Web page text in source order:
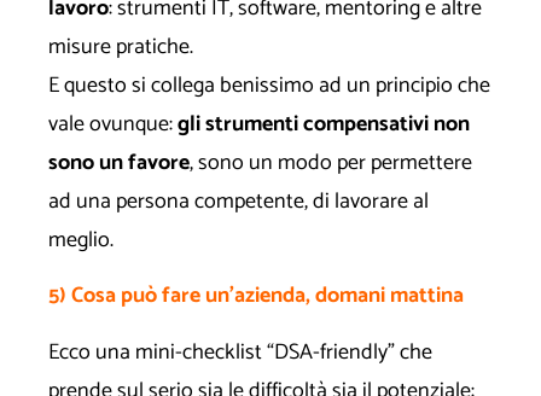
lavoro: strumenti IT, software, mentoring e altre
misure pratiche.
E questo si collega benissimo ad un principio che
vale ovunque:gli strumenti compensativi non
sono un favore, sono un modo per permettere
ad una persona competente, di lavorare al
meglio.
5) Cosa può fare un’azienda, domani mattina
Ecco una mini-checklist “DSA-friendly” che